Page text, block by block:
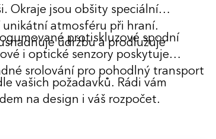
Okraje jsou obšity speciální
unikátní atmosféru při hraní.
údržbu a prodlužuje
protiskluzové spodní
i optické senzory poskytuje
srolování pro pohodlný transport
vašich požadavků. Rádi vám
na design i váš rozpočet.